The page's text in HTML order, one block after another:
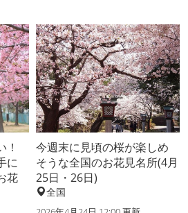
に
花
今週末に見頃の桜が楽しめ
そうな全国のお花見名所(4月
25日・26日)
全国